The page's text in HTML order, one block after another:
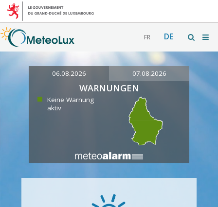
FR DE
06.08.2026 07.08.2026
WARNUNGEN
Keine Warnung
aktiv